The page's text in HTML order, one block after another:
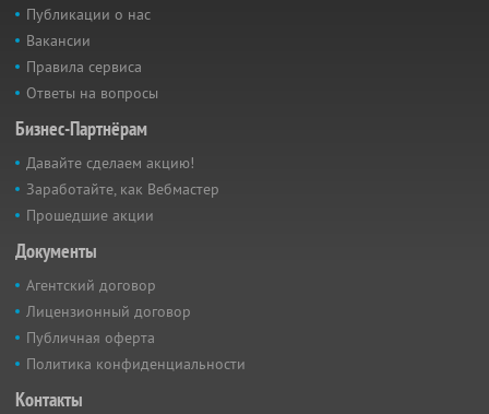
Публикации о нас
Вакансии
Правила сервиса
Ответы на вопросы
Бизнес-Партнёрам
Давайте сделаем акцию!
Заработайте, как Вебмастер
Прошедшие акции
Документы
Агентский договор
Лицензионный договор
Публичная оферта
Политика конфиденциальности
Контакты